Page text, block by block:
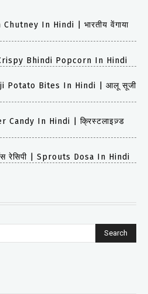
Chutney In Hindi | भारतीय वेंगाया
| Crispy Bhindi Popcorn In Hindi
Potato Bites In Hindi | आलू सूजी
Candy In Hindi | क्रिस्टलाइज़्ड
रेसिपी | Sprouts Dosa In Hindi
Search